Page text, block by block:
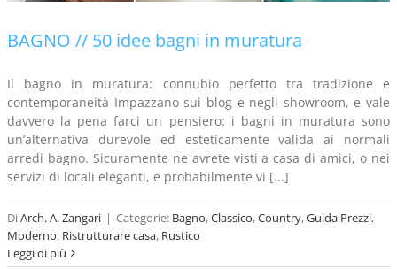
BAGNO // 50 idee bagni in muratura
Il bagno in muratura: connubio perfetto tra tradizione e
contemporaneità Impazzano sui blog e negli showroom, e vale
davvero la pena farci un pensiero: i bagni in muratura sono
un’alternativa durevole ed esteticamente valida ai normali
arredi bagno. Sicuramente ne avrete visti a casa di amici, o nei
servizi di locali eleganti, e probabilmente vi [...]
DiArch. A. Zangari | Categorie: Bagno,Classico,Country,Guida Prezzi,
Moderno, Ristrutturare casa, Rustico
Leggi di più